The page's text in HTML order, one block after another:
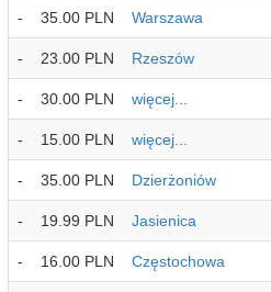
- 35.00 PLN Warszawa
- 23.00 PLN Rzeszów
- 30.00 PLN więcej...
- 15.00 PLN więcej...
- 35.00 PLN Dzierżoniów
- 19.99 PLN Jasienica
- 16.00 PLN Częstochowa